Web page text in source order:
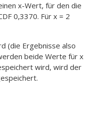
x-Wert, für den die
0,3370. Für x = 2
(die Ergebnisse also
beide Werte für x
wird, wird der